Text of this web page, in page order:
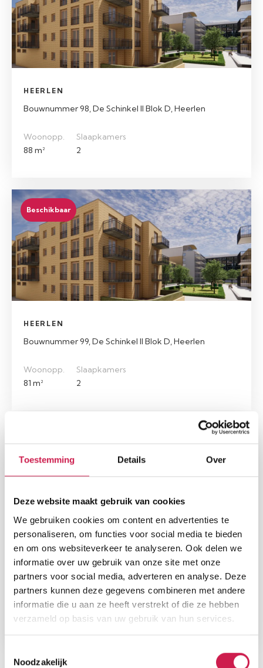
Toestemming Details Over
Deze website maakt gebruik van cookies
We gebruiken cookies om content en advertenties te
personaliseren, om functies voor social media te bieden
en om ons websiteverkeer te analyseren. Ook delen we
informatie over uw gebruik van onze site met onze
partners voor social media, adverteren en analyse. Deze
partners kunnen deze gegevens combineren met andere
informatie die u aan ze heeft verstrekt of die ze hebben
verzameld op basis van uw gebruik van hun services.
Noodzakelijk
HEERLEN
Bouwnummer 98, De Schinkel II Blok D, Heerlen
Woonopp.
88 m²
Slaapkamers
2
Beschikbaar
HEERLEN
Bouwnummer 99, De Schinkel II Blok D, Heerlen
Woonopp.
81 m²
Slaapkamers
2
Beschikbaar
Bouwnummer 106, De Schinkel II Blok D, Heerlen
Woonopp.
89 m²
Slaapkamers
2